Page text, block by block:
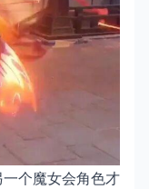
个魔女会角色才